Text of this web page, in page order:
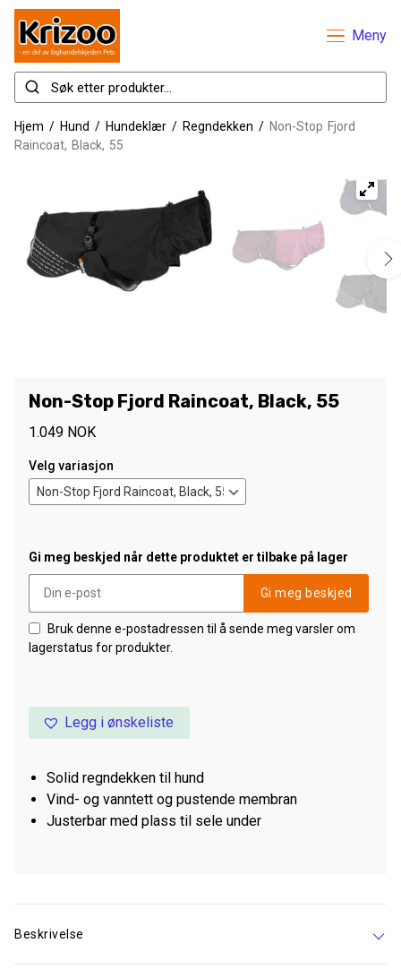
Meny
Hjem / Hund / Hundeklær / Regndekken / Non-Stop Fjord
Raincoat, Black, 55
Non-Stop Fjord Raincoat, Black, 55
1.049 NOK
Velg variasjon
Gi meg beskjed når dette produktet er tilbake på lager
Gi meg beskjed
Bruk denne e-postadressen til å sende meg varsler om
lagerstatus for produkter.
Legg i ønskeliste
Solid regndekken til hund
Vind- og vanntett og pustende membran
Justerbar med plass til sele under
Beskrivelse